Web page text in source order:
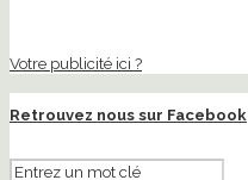
Votre publicité ici ?
Retrouvez nous sur Facebook